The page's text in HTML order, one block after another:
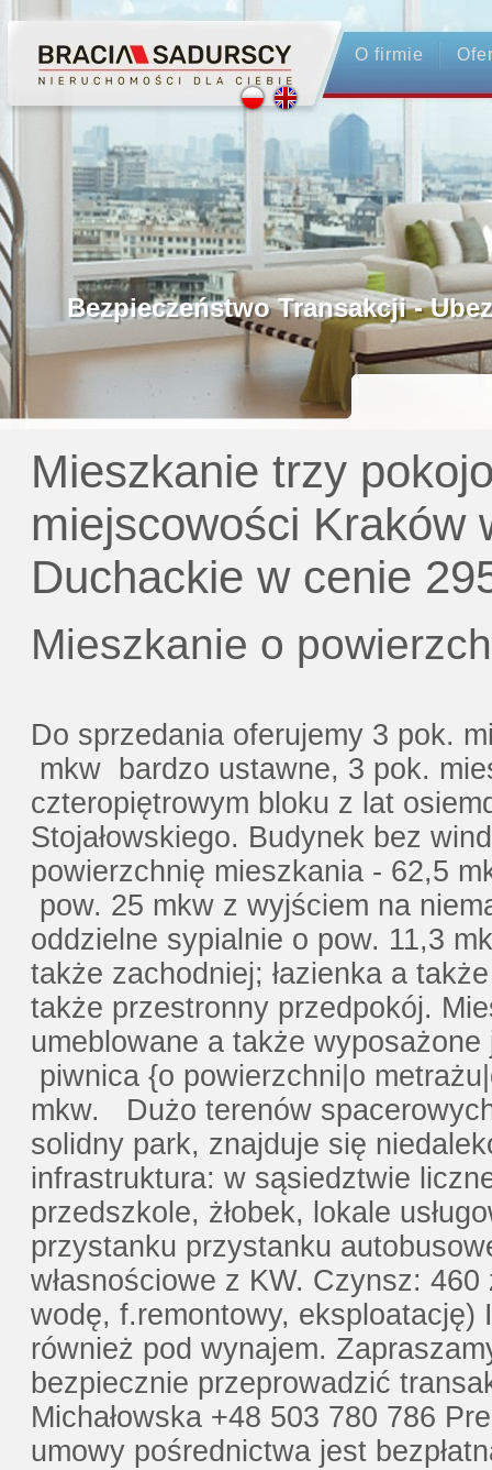
O firmie
Profesjonalne Pośrednictwo
Bezpieczeństwo Transakcji -
Licencjonowani Pośrednicy
Gratis - Przedwstępna Umowa
Mieszkanie trzy
miejscowości Kraków
Duchackie w cenie
Mieszkanie o
Do sprzedania oferujemy 3 pok.
mkw bardzo ustawne, 3 pok.
czteropiętrowym bloku z lat
Stojałowskiego. Budynek bez
powierzchnię mieszkania - 62,5
pow. 25 mkw z wyjściem na
oddzielne sypialnie o pow. 11,3
także zachodniej; łazienka a
także przestronny przedpokój.
umeblowane a także
piwnica {o powierzchni|o
mkw. Dużo terenów
solidny park, znajduje się
infrastruktura: w sąsiedztwie
przedszkole, żłobek, lokale
przystanku przystanku
własnościowe z KW. Czynsz:
wodę, f.remontowy,
również pod wynajem.
bezpiecznie przeprowadzić
Michałowska +48 503 780 786
umowy pośrednictwa jest